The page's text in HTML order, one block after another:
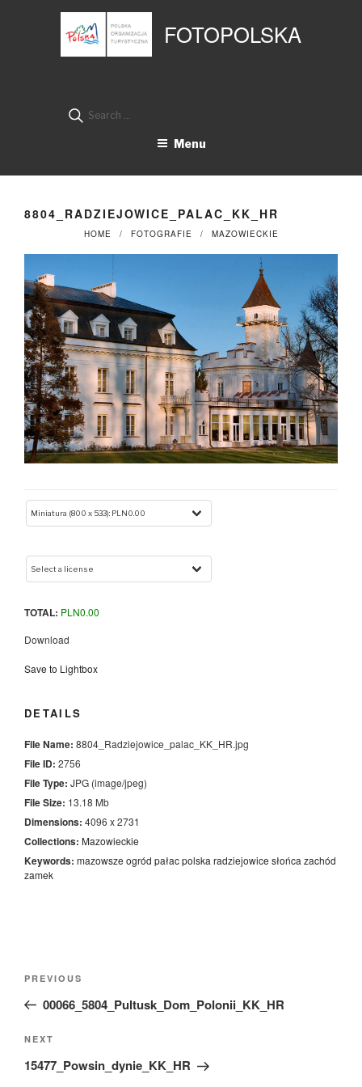
FOTOPOLSKA
Search
Menu
8804_RADZIEJOWICE_PALAC_KK_HR
HOME FOTOGRAFIE MAZOWIECKIE
TOTAL: PLN0.00
Download
Save to Lightbox
DETAILS
File Name: 8804_Radziejowice_palac_KK_HR.jpg
File ID: 2756
File Type: JPG (image/jpeg)
File Size: 13.18 Mb
Dimensions: 4096 x 2731
Collections: Mazowieckie
Keywords: mazowsze ogród pałacpolska radziejowice słońca zachód
zamek
Previous
Post
PREVIOUS
00066_5804_Pultusk_Dom_Polonii_KK_HR
Next
Post
NEXT
15477_Powsin_dynie_KK_HR
Panel zarządzania plikami cookies